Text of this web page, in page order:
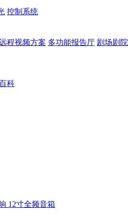
控制系统
程视频方案 多功能报告厅 剧场剧
科